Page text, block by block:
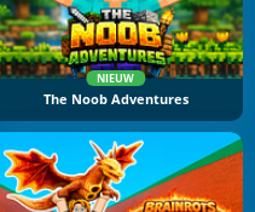
NIEUW
The Noob Adventures